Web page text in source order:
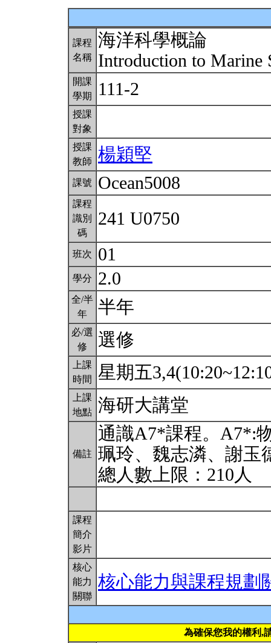
課程
名稱
海洋科學概論
Introduction to Marine
開課
學期
111-2
授課
對象
授課
教師
楊穎堅
課號 Ocean5008
課程
識別
碼
241 U0750
班次 01
學分 2.0
全/半
年
半年
必/選
修
選修
上課
時間
星期五
上課
地點 海研大講堂
備註
通識A7*課程。A7*:
珮玲、魏志潾、謝玉
總人數上限：210人
課程
簡介
影片
核心
能力
關聯
核心能力與課程規劃
為確保您我的權利,